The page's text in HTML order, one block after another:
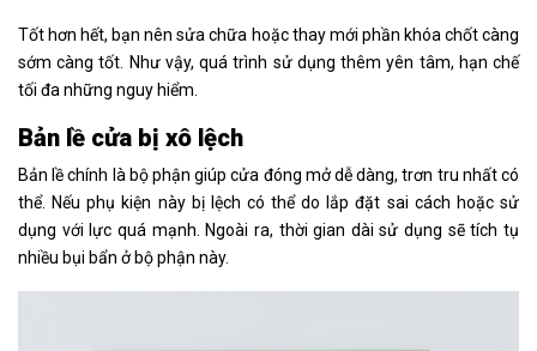
Tốt hơn hết, bạn nên sửa chữa hoặc thay mới phần khóa chốt càng
sớm càng tốt. Như vậy, quá trình sử dụng thêm yên tâm, hạn chế
tối đa những nguy hiểm.
Bản lề cửa bị xô lệch
Bản lề chính là bộ phận giúp cửa đóng mở dễ dàng, trơn tru nhất có
thể. Nếu phụ kiện này bị lệch có thể do lắp đặt sai cách hoặc sử
dụng với lực quá mạnh. Ngoài ra, thời gian dài sử dụng sẽ tích tụ
nhiều bụi bẩn ở bộ phận này.